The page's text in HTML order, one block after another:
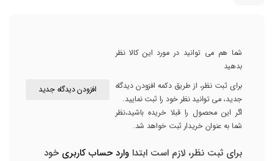
شما هم می توانید در مورد این کالا نظر
بدهید
برای ثبت نظر، از طریق دکمه افزودن دیدگاه
جدید، می توانید نظر خود را ثبت نمایید.
اگر این محصول را قبلا خریده باشید،نظر
شما به عنوان خریدار ثبت خواهد شد.
افزودن دیدگاه جدید
برای ثبت نظر، لازم است ابتدا وارد حساب کاربریخود